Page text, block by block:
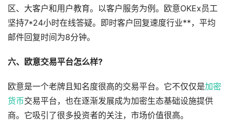
区、大客户和用户教育。以客户服务为例。欧意OKEx员工
坚持7*24小时在线答疑。即时客户回复速度行业**，平均
邮件回复时间为8分钟。
六、欧意交易平台怎么样?
欧意是一个老牌且知名度很高的交易平台。它不仅仅是加密
货币交易平台，也在逐渐发展成为加密生态基础设施提供
商。它吸引了很多投资者的关注，市场价值很高。